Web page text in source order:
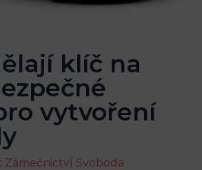
klíč na
vytvoření
Zámečnictví Svoboda